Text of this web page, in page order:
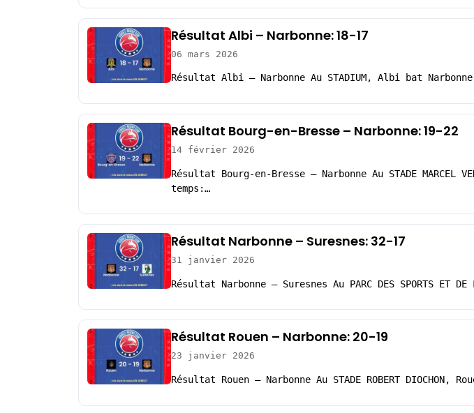
Résultat Albi – Narbonne: 18-17
06 mars 2026
Résultat Albi – Narbonne Au STADIUM, Albi bat
Résultat Bourg-en-Bresse – Narbonne: 19-22
14 février 2026
Résultat Bourg-en-Bresse – Narbonne Au STADE MARCEL
temps:…
Résultat Narbonne – Suresnes: 32-17
31 janvier 2026
Résultat Narbonne – Suresnes Au PARC DES SPORTS
Résultat Rouen – Narbonne: 20-19
23 janvier 2026
Résultat Rouen – Narbonne Au STADE ROBERT